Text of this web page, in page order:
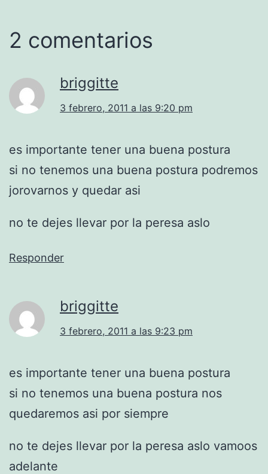
2 comentarios
briggitte
3 febrero, 2011 a las 9:20 pm
es importante tener una buena postura
si no tenemos una buena postura podremos
jorovarnos y quedar asi
no te dejes llevar por la peresa aslo
Responder
briggitte
3 febrero, 2011 a las 9:23 pm
es importante tener una buena postura
si no tenemos una buena postura nos
quedaremos asi por siempre
no te dejes llevar por la peresa aslo vamoos
adelante